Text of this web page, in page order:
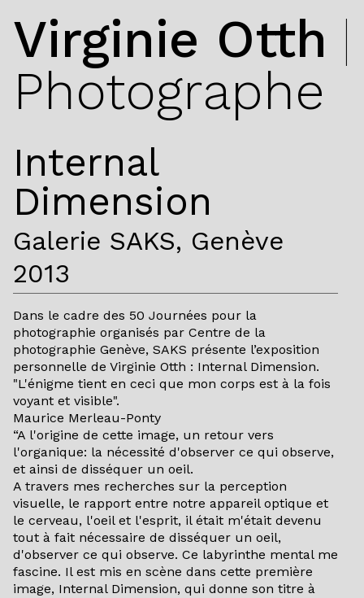
Virginie Otth |
Photographe
Internal
Dimension
Galerie SAKS, Genève
2013
Dans le cadre des 50 Journées pour la
photographie organisés par Centre de la
photographie Genève, SAKS présente l’exposition
personnelle de Virginie Otth : Internal Dimension.
"L'énigme tient en ceci que mon corps est à la fois
voyant et visible".
Maurice Merleau-Ponty
“A l'origine de cette image, un retour vers
l'organique: la nécessité d'observer ce qui observe,
et ainsi de disséquer un oeil.
A travers mes recherches sur la perception
visuelle, le rapport entre notre appareil optique et
le cerveau, l'oeil et l'esprit, il était m'était devenu
tout à fait nécessaire de disséquer un oeil,
d'observer ce qui observe. Ce labyrinthe mental me
fascine. Il est mis en scène dans cette première
image, Internal Dimension, qui donne son titre à